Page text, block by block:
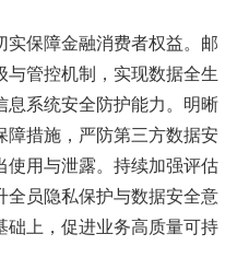
保障金融消费者权益。邮
管控机制，实现数据全生
息系统安全防护能力。明晰
障措施，严防第三方数据安
使用与泄露。持续加强评估
全员隐私保护与数据安全意
础上，促进业务高质量可持